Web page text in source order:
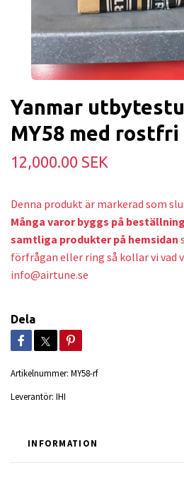
Yanmar
MY58 med rostfri
12,000.00 SEK
Denna produkt är markerad som
Många varor byggs på
samtliga produkter på hemsidan
förfrågan eller ring så kollar vi vad
info@airtune.se
Dela
Artikelnummer: MY58-rf
Leverantör: IHI
INFORMATION